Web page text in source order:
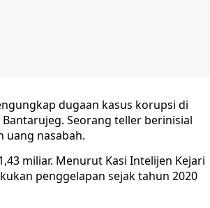
dugaan kasus korupsi di
Seorang teller berinisial
uang nasabah.
miliar. Menurut Kasi Intelijen Kejari
penggelapan sejak tahun 2020